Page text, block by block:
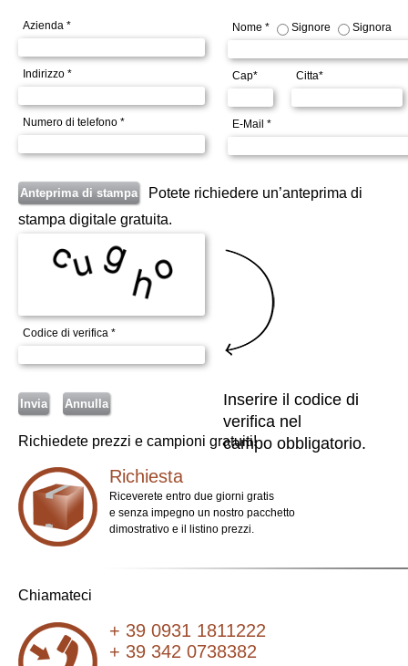
Azienda *
Indirizzo *
Numero di telefono *
Nome * Signore Signora
Cap* Citta*
E-Mail *
Potete richiedere un’anteprima di
stampa digitale gratuita.
Codice di verifica *
Inserire il codice di
verifica nel
campo obbligatorio.
Richiedete prezzi e campioni gratuiti!
Richiesta
Riceverete entro due giorni gratis
e senza impegno un nostro pacchetto
dimostrativo e il listino prezzi.
Chiamateci
+ 39 0931 1811222
+ 39 342 0738382